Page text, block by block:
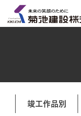
竣工作品別